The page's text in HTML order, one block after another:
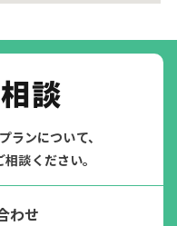
談
ランについて、
談ください。
わせ